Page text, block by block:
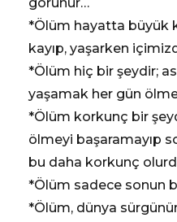
görünür…
*Ölüm hayatta büyük
kayıp, yaşarken
*Ölüm hiç bir şeydir;
yaşamak her gün
*Ölüm korkunç bir
ölmeyi başaramayıp
bu daha korkunç
*Ölüm sadece sonun
*Ölüm, dünya